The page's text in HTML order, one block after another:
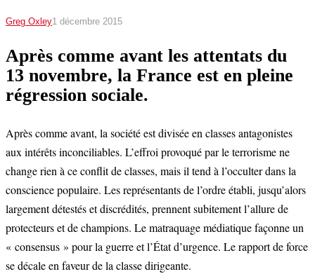
Greg Oxley1 décembre 2015
Après comme avant les attentats du
13 novembre, la France est en pleine
régression sociale.
Après comme avant, la société est divisée en classes antagonistes
aux intérêts inconciliables. L’effroi provoqué par le terrorisme ne
change rien à ce conflit de classes, mais il tend à l’occulter dans la
conscience populaire. Les représentants de l’ordre établi, jusqu’alors
largement détestés et discrédités, prennent subitement l’allure de
protecteurs et de champions. Le matraquage médiatique façonne un
« consensus » pour la guerre et l’État d’urgence. Le rapport de force
se décale en faveur de la classe dirigeante.